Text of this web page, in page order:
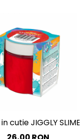
100 g
cutie JIGGLY